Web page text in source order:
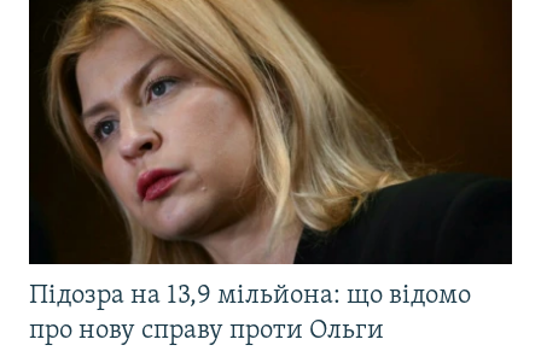
Підозра на 13,9 мільйона: що відомо
про нову справу проти Ольги